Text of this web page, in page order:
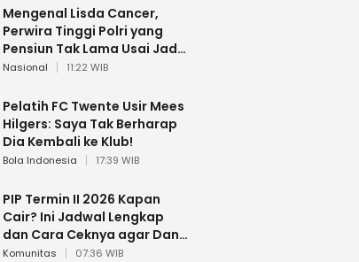
Mengenal Lisda Cancer,
Perwira Tinggi Polri yang
Pensiun Tak Lama Usai Jadi
Brigjen
Nasional 11:22 WIB
Pelatih FC Twente Usir Mees
Hilgers: Saya Tak Berharap
Dia Kembali ke Klub!
Bola Indonesia 17:39 WIB
PIP Termin II 2026 Kapan
Cair? Ini Jadwal Lengkap
dan Cara Ceknya agar Dana
Tidak Hangus!
Komunitas 07:36 WIB